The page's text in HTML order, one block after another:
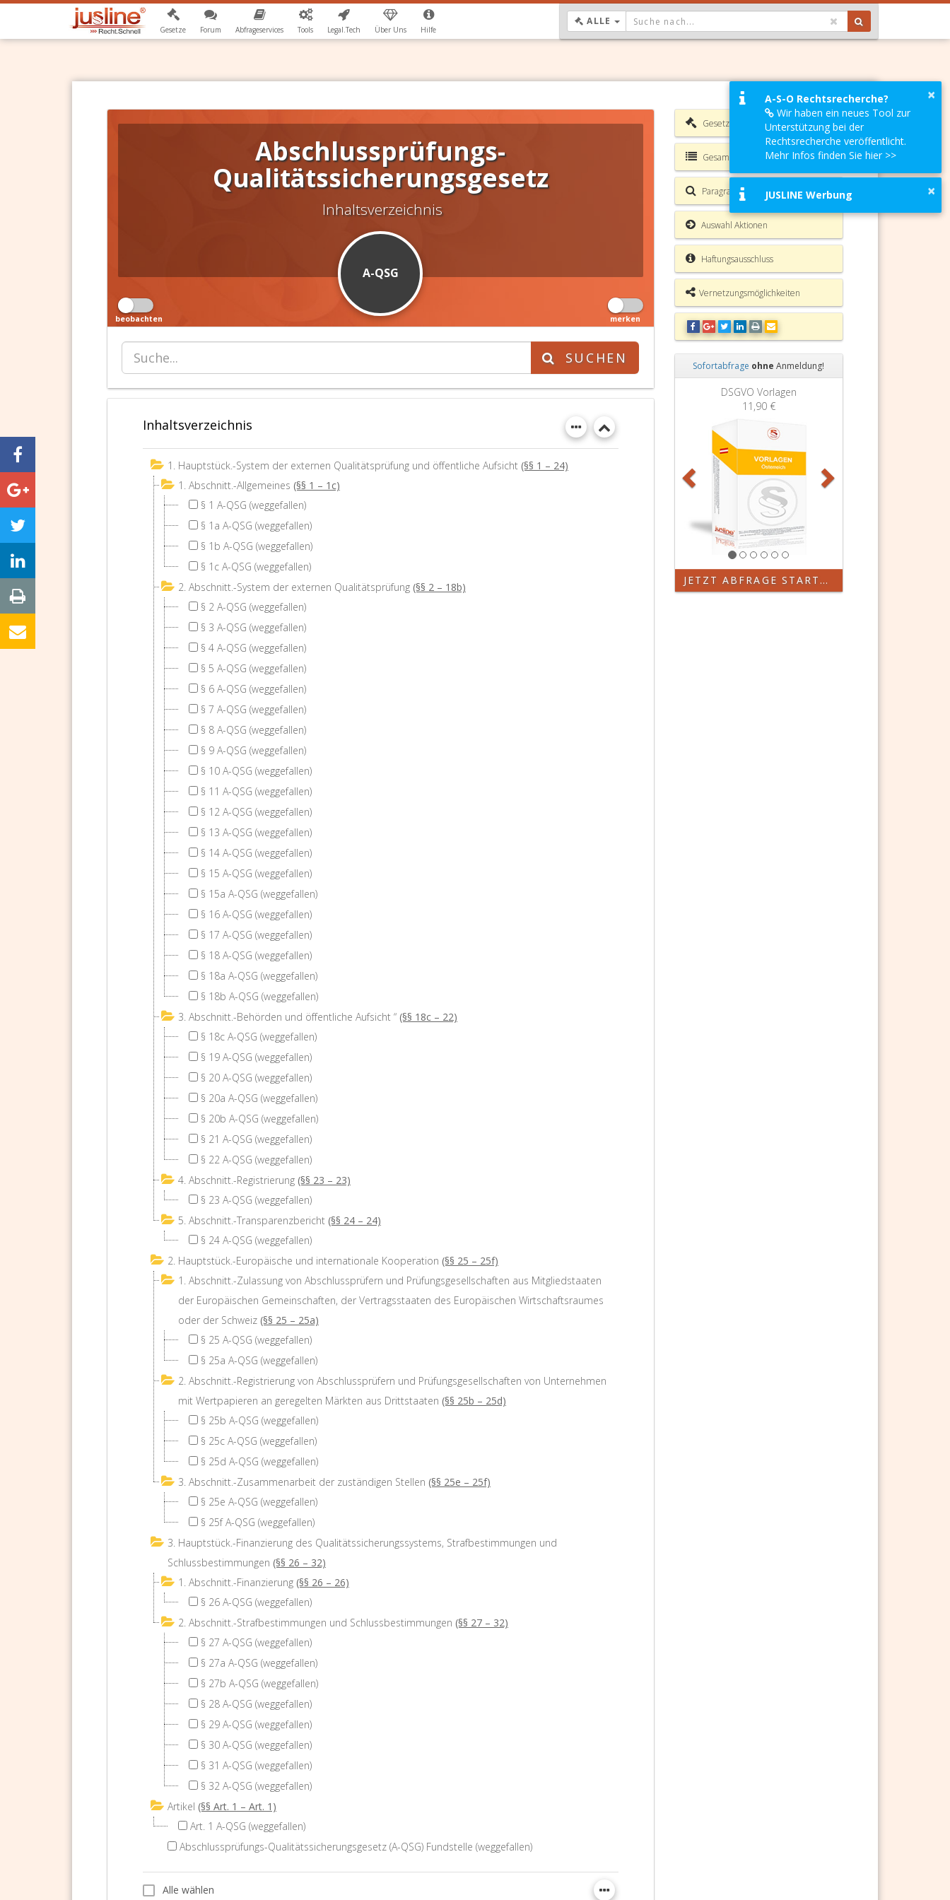
Gesetze Forum Abfrageservices Tools Legal.Tech Über Uns Hilfe
ALLE DROPDOWN: GEWÄHLTER WERT IST ALLE
Abschlussprüfungs-
Qualitätssicherungsgesetz
Inhaltsverzeichnis
A-QSG
beobachten merken
SUCHEN
Inhaltsverzeichnis
1. Hauptstück.-System der externen Qualitätsprüfung und öffentliche Aufsicht (§§ 1 – 24)
1. Abschnitt.-Allgemeines (§§ 1 – 1c)
§ 1 A-QSG (weggefallen)
§ 1a A-QSG (weggefallen)
§ 1b A-QSG (weggefallen)
§ 1c A-QSG (weggefallen)
2. Abschnitt.-System der externen Qualitätsprüfung (§§ 2 – 18b)
§ 2 A-QSG (weggefallen)
§ 3 A-QSG (weggefallen)
§ 4 A-QSG (weggefallen)
§ 5 A-QSG (weggefallen)
§ 6 A-QSG (weggefallen)
§ 7 A-QSG (weggefallen)
§ 8 A-QSG (weggefallen)
§ 9 A-QSG (weggefallen)
§ 10 A-QSG (weggefallen)
§ 11 A-QSG (weggefallen)
§ 12 A-QSG (weggefallen)
§ 13 A-QSG (weggefallen)
§ 14 A-QSG (weggefallen)
§ 15 A-QSG (weggefallen)
§ 15a A-QSG (weggefallen)
§ 16 A-QSG (weggefallen)
§ 17 A-QSG (weggefallen)
§ 18 A-QSG (weggefallen)
§ 18a A-QSG (weggefallen)
§ 18b A-QSG (weggefallen)
3. Abschnitt.-Behörden und öffentliche Aufsicht “ (§§ 18c – 22)
§ 18c A-QSG (weggefallen)
§ 19 A-QSG (weggefallen)
§ 20 A-QSG (weggefallen)
§ 20a A-QSG (weggefallen)
§ 20b A-QSG (weggefallen)
§ 21 A-QSG (weggefallen)
§ 22 A-QSG (weggefallen)
4. Abschnitt.-Registrierung (§§ 23 – 23)
§ 23 A-QSG (weggefallen)
5. Abschnitt.-Transparenzbericht (§§ 24 – 24)
§ 24 A-QSG (weggefallen)
2. Hauptstück.-Europäische und internationale Kooperation (§§ 25 – 25f)
1. Abschnitt.-Zulassung von Abschlussprüfern und Prüfungsgesellschaften aus Mitgliedstaaten
der Europäischen Gemeinschaften, der Vertragsstaaten des Europäischen Wirtschaftsraumes
oder der Schweiz (§§ 25 – 25a)
§ 25 A-QSG (weggefallen)
§ 25a A-QSG (weggefallen)
2. Abschnitt.-Registrierung von Abschlussprüfern und Prüfungsgesellschaften von Unternehmen
mit Wertpapieren an geregelten Märkten aus Drittstaaten (§§ 25b – 25d)
§ 25b A-QSG (weggefallen)
§ 25c A-QSG (weggefallen)
§ 25d A-QSG (weggefallen)
3. Abschnitt.-Zusammenarbeit der zuständigen Stellen (§§ 25e – 25f)
§ 25e A-QSG (weggefallen)
§ 25f A-QSG (weggefallen)
3. Hauptstück.-Finanzierung des Qualitätssicherungssystems, Strafbestimmungen und
Schlussbestimmungen (§§ 26 – 32)
1. Abschnitt.-Finanzierung (§§ 26 – 26)
§ 26 A-QSG (weggefallen)
2. Abschnitt.-Strafbestimmungen und Schlussbestimmungen (§§ 27 – 32)
§ 27 A-QSG (weggefallen)
§ 27a A-QSG (weggefallen)
§ 27b A-QSG (weggefallen)
§ 28 A-QSG (weggefallen)
§ 29 A-QSG (weggefallen)
§ 30 A-QSG (weggefallen)
§ 31 A-QSG (weggefallen)
§ 32 A-QSG (weggefallen)
Artikel (§§ Art. 1 – Art. 1)
Art. 1 A-QSG (weggefallen)
Abschlussprüfungs-Qualitätssicherungsgesetz (A-QSG) Fundstelle (weggefallen)
Alle wählen
Alle wählen
Gesetzesverzeichnis
Gesamte Rechtsvorschrift
Paragrafen Volltextsuche
Auswahl Aktionen
Haftungsausschluss
Vernetzungsmöglichkeiten
Sofortabfrage ohne Anmeldung!
DSGVO Vorlagen
11,90 €
Zurück
JETZT ABFRAGE STARTEN
×
A-S-O Rechtsrecherche?
Wir haben ein neues Tool zur
Unterstützung bei der
Rechtsrecherche veröffentlicht.
Mehr Infos finden Sie hier >>
×
JUSLINE Werbung